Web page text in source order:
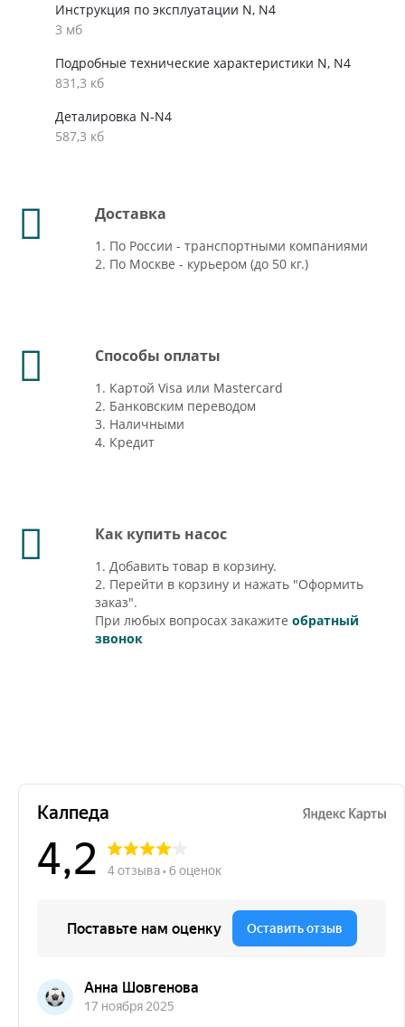
Инструкция по эксплуатации N, N4
3 мб
Подробные технические характеристики N, N4
831,3 кб
Деталировка N-N4
587,3 кб
Доставка
1. По России - транспортными компаниями
2. По Москве - курьером (до 50 кг.)
Способы оплаты
1. Картой Visa или Mastercard
2. Банковским переводом
3. Наличными
4. Кредит
Как купить насос
1. Добавить товар в корзину.
2. Перейти в корзину и нажать "Оформить
заказ".
При любых вопросах закажите обратный
звонок